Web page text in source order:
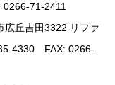
71-2411
丘吉田3322 リファ
4330 FAX: 0266-